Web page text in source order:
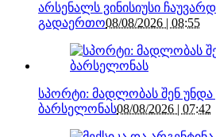
არსენალს ვინისიუსი
გადაერთო08/08/2026 | 08:55
სპორტი: მადლობას შენ
ბარსელონას08/08/2026 | 07:42